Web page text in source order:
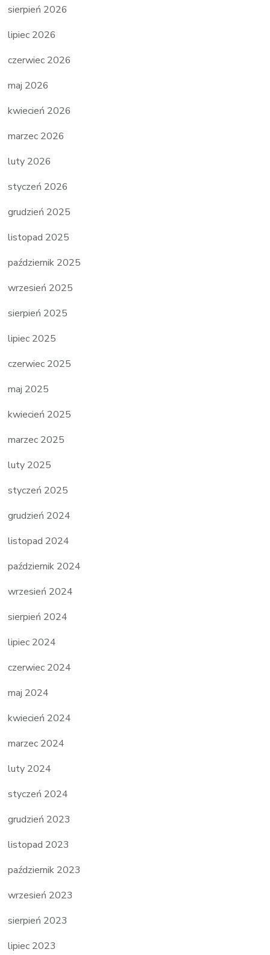
sierpień 2026
lipiec 2026
czerwiec 2026
maj 2026
kwiecień 2026
marzec 2026
luty 2026
styczeń 2026
grudzień 2025
listopad 2025
październik 2025
wrzesień 2025
sierpień 2025
lipiec 2025
czerwiec 2025
maj 2025
kwiecień 2025
marzec 2025
luty 2025
styczeń 2025
grudzień 2024
listopad 2024
październik 2024
wrzesień 2024
sierpień 2024
lipiec 2024
czerwiec 2024
maj 2024
kwiecień 2024
marzec 2024
luty 2024
styczeń 2024
grudzień 2023
listopad 2023
październik 2023
wrzesień 2023
sierpień 2023
lipiec 2023